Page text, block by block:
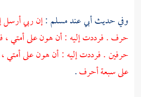
وفي حديثأبيعندمسلم :إن ربي أرسل
حرف . فرددت إليه : أن هون على أمتي ،
حرفين . فرددت إليه : أن هون على أمتي ،
على سبعة أحرف.